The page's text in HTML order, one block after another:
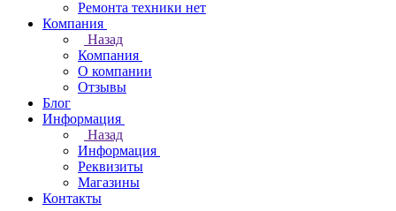
Ремонта техники нет
Компания
Назад
Компания
О компании
Отзывы
Блог
Информация
Назад
Информация
Реквизиты
Магазины
Контакты